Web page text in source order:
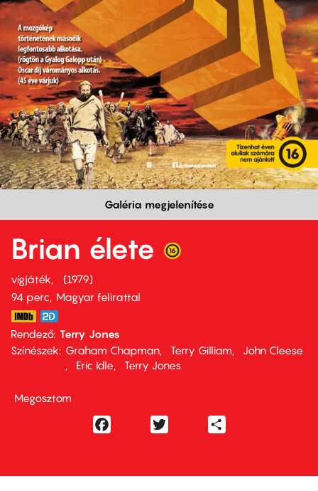
Galéria megjelenítése
Brian élete
vígjáték
1979
94 perc,
Magyar felirattal
Rendező Terry Jones
Színészek
Graham Chapman Terry Gilliam
John Cleese
Eric Idle
Terry Jones
Megosztom
Facebook